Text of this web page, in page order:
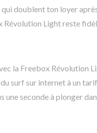
doublent ton loyer
Light reste
la Freebox Révolution
surf sur internet à un
une seconde à plonger